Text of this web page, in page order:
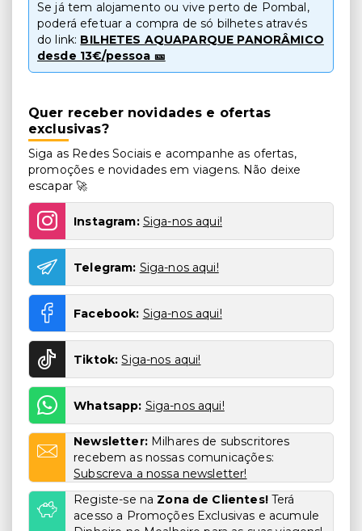
Se já tem alojamento ou vive perto de Pombal,
poderá efetuar a compra de só bilhetes através
do link: BILHETES AQUAPARQUE PANORÂMICO
desde 13€/pessoa 🎫
Quer receber novidades e ofertas
exclusivas?
Siga as Redes Sociais e acompanhe as ofertas,
promoções e novidades em viagens. Não deixe
escapar 🚀
Instagram: Siga-nos aqui!
Telegram: Siga-nos aqui!
Facebook: Siga-nos aqui!
Tiktok: Siga-nos aqui!
Whatsapp: Siga-nos aqui!
Newsletter: Milhares de subscritores
recebem as nossas comunicações:
Subscreva a nossa newsletter!
Registe-se na Zona de Clientes!Terá
acesso a Promoções Exclusivas e acumule